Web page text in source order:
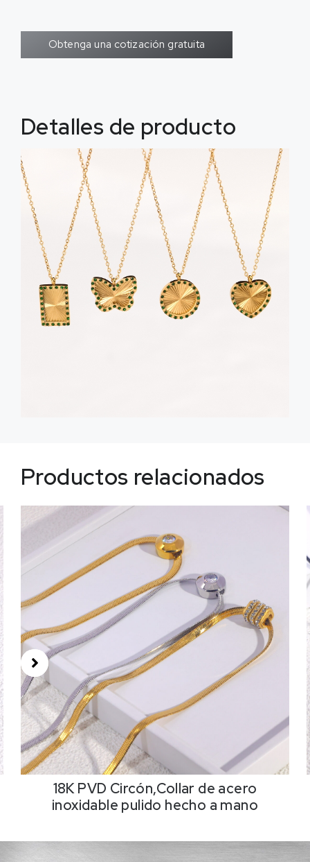
Obtenga una cotización gratuita
Detalles de producto
Productos relacionados
18K PVD Circón,Collar de acero
inoxidable pulido hecho a mano